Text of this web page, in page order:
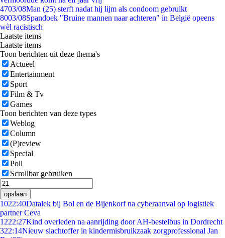
4703/08Man (25) sterft nadat hij lijm als condoom gebruikt
8003/08Spandoek "Bruine mannen naar achteren" in België opeens
wèl racistisch
Laatste items
Laatste items
Toon berichten uit deze thema's
Actueel
Entertainment
Sport
Film & Tv
Games
Toon berichten van deze types
Weblog
Column
(P)review
Special
Poll
Scrollbar gebruiken
opslaan
1022:40Datalek bij Bol en de Bijenkorf na cyberaanval op logistiek
partner Ceva
1222:27Kind overleden na aanrijding door AH-bestelbus in Dordrecht
322:14Nieuw slachtoffer in kindermisbruikzaak zorgprofessional Jan